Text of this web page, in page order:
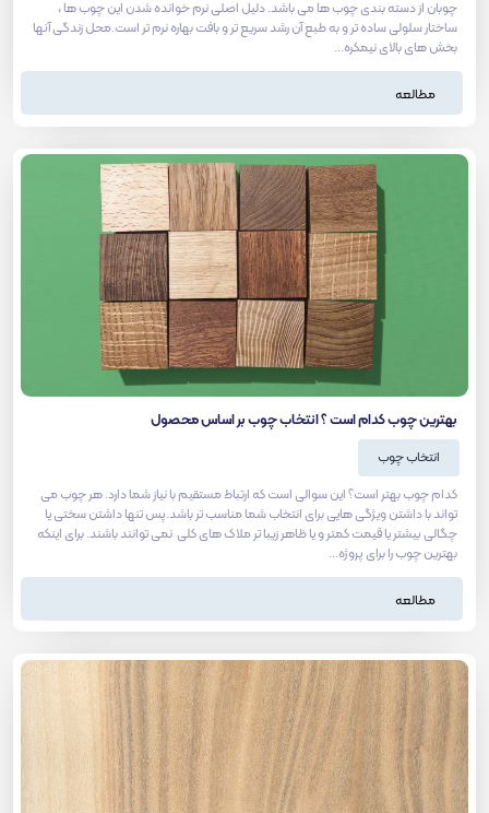
چوبان از دسته بندی چوب ها می باشد. دلیل اصلی نرم خوانده شدن این چوب ها ،
ساختار سلولی ساده تر و به طبع آن رشد سریع تر و بافت بهاره نرم تر است.محل زندگی آنها
بخش های بالای نیمکره...
مطالعه
بهترین چوب کدام است ؟ انتخاب چوب بر اساس محصول
انتخاب چوب
کدام چوب بهتر است؟ این سوالی است که ارتباط مستقیم با نیاز شما دارد. هر چوب می
تواند با داشتن ویژگی هایی برای انتخاب شما مناسب تر باشد.پس تنها داشتن سختی یا
چگالی بیشتر یا قیمت کمتر و یا ظاهر زیبا تر ملاک های کلی نمی توانند باشند. برای اینکه
بهترین چوب را برای پروژه...
مطالعه